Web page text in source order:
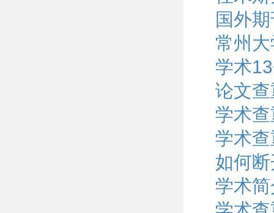
国外
常州
学术
论文
学术
学术
如何
学术